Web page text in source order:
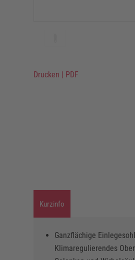
Drucken | PDF
Kurzinfo
Ganzflächige
Klimaregulierendes